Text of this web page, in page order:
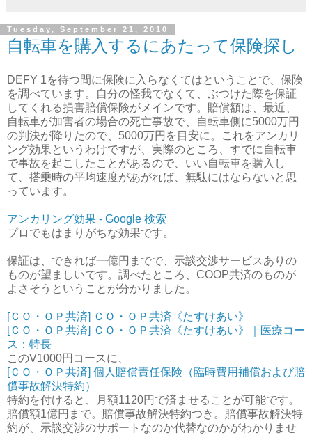
Tuesday, September 21, 2010
自転車を購入するにあたって保険探し
DEFY 1を待つ間に保険に入らなくてはということで、保険
を調べています。自分の怪我でなくて、ぶつけた際を保証
してくれる損害賠償保険がメインです。賠償額は、最近、
自転車が加害者の場合の死亡事故で、自転車側に5000万円
の判決が降りたので、5000万円を目安に。これをアンカリ
ング効果というわけですが、実際のところ、すでに自転車
で事故を起こしたことがあるので、いい自転車を購入し
て、搭乗時の平均速度があがれば、無駄にはならないと思
っています。
アンカリング効果 - Google 検索
プロでもはまりがちな効果です。
保証は、できれば一億円までで、示談交渉サービスありの
ものが望ましいです。調べたところ、COOP共済のものが
よさそうということが分かりました。
[ＣＯ・ＯＰ共済] ＣＯ・ＯＰ共済《たすけあい》
[ＣＯ・ＯＰ共済] ＣＯ・ＯＰ共済《たすけあい》｜医療コー
ス：特長
このV1000円コースに、
[ＣＯ・ＯＰ共済] 個人賠償責任保険（臨時費用補償および賠
償事故解決特約）
特約を付けると、月額1120円で済ませることが可能です。
賠償額1億円まで。賠償事故解決特約つき。賠償事故解決特
約が、示談交渉のサポートなのか代替なのかがわかりませ